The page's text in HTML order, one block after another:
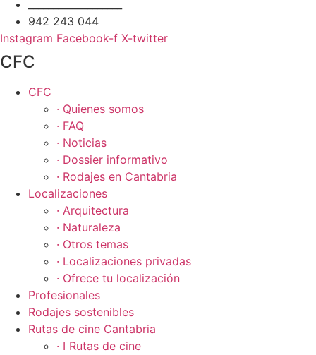
942 243 044
Instagram Facebook-f X-twitter
CFC
CFC
· Quienes somos
· FAQ
· Noticias
· Dossier informativo
· Rodajes en Cantabria
Localizaciones
· Arquitectura
· Naturaleza
· Otros temas
· Localizaciones privadas
· Ofrece tu localización
Profesionales
Rodajes sostenibles
Rutas de cine Cantabria
· I Rutas de cine